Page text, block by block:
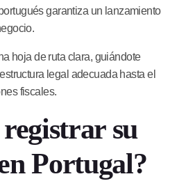
garantiza un lanzamiento
hoja de ruta clara, guiándote
legal adecuada hasta el
fiscales.
su
Portugal?